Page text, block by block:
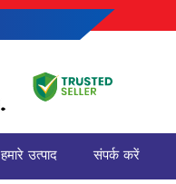
हमारे उत्पाद संपर्क करें